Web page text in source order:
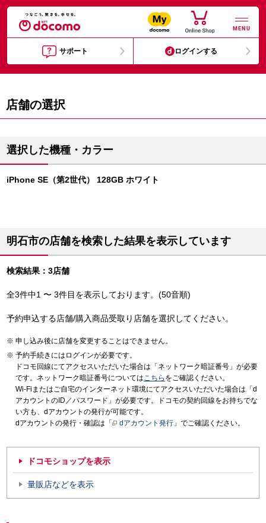
MENU
サポート ログインする
店舗の選択
選択した機種・カラー
iPhone SE（第2世代） 128GB ホワイト
明石市の店舗を検索した結果を表示しています
検索結果：3店舗
全3件中1 〜 3件目を表示しております。(50音順)
予約申込する店舗/購入商品受取り店舗を選択してください。
申し込み後に店舗を変更することはできません。
予約手続きにはログインが必要です。
ドコモ回線にてアクセスいただいた場合は「ネットワーク暗証番号」が必要
です。ネットワーク暗証番号についてはこちら をご確認ください。
Wi-Fiまたはご自宅のインターネット環境にてアクセスいただいた場合は「d
アカウントのID／パスワード」が必要です。ドコモの契約回線をお持ちでな
い方も、dアカウントの発行が可能です。
dアカウントの発行・確認は「
dアカウント発行 」でご確認ください。
ドコモショップを表示
量販店などを表示